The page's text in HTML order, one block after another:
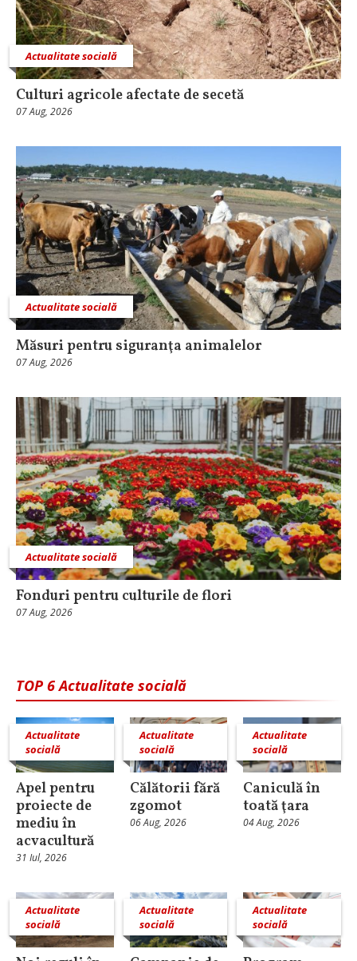
Actualitate socială
Culturi agricole afectate de secetă
07 Aug, 2026
Actualitate socială
Măsuri pentru siguranţa animalelor
07 Aug, 2026
Actualitate socială
Fonduri pentru culturile de flori
07 Aug, 2026
TOP 6 Actualitate socială
Actualitate
socială
Apel pentru
proiecte de
mediu în
acvacultură
31 Iul, 2026
Actualitate
socială
Călătorii fără
zgomot
06 Aug, 2026
Actualitate
socială
Caniculă în
toată ţara
04 Aug, 2026
Actualitate
socială
Actualitate
socială
Actualitate
socială